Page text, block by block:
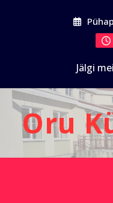
Jälgi
Oru